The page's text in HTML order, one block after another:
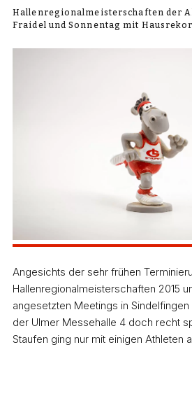
Hallenregionalmeisterschaften der
Fraidel und Sonnentag mit
Angesichts der sehr frühen
Hallenregionalmeisterschaften 2015
angesetzten Meetings in
der Ulmer Messehalle 4 doch recht
Staufen ging nur mit einigen Athleten